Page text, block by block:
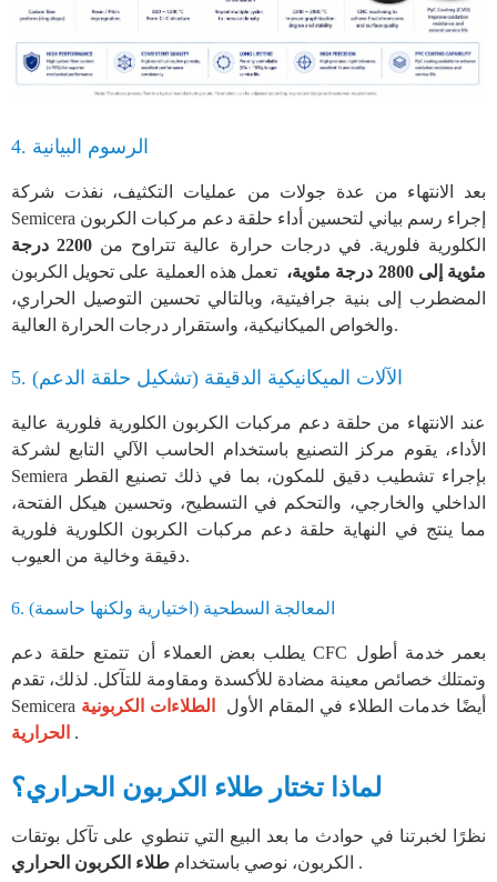
بعد الانتهاء من عدة جولات من عمليات التكثيف، نفذت شركة
Semicera إجراء رسم بياني لتحسين أداء حلقة دعم مركبات الكربون
الكلورية فلورية. في درجات حرارة عالية تتراوح من
2200 درجة
مئوية إلى 2800 درجة مئوية،
تعمل هذه العملية على تحويل الكربون
المضطرب إلى بنية جرافيتية، وبالتالي تحسين التوصيل الحراري،
والخواص الميكانيكية، واستقرار درجات الحرارة العالية.
عند الانتهاء من حلقة دعم مركبات الكربون الكلورية فلورية عالية
الأداء، يقوم مركز التصنيع باستخدام الحاسب الآلي التابع لشركة
Semiera بإجراء تشطيب دقيق للمكون، بما في ذلك تصنيع القطر
الداخلي والخارجي، والتحكم في التسطيح، وتحسين هيكل الفتحة،
مما ينتج في النهاية حلقة دعم مركبات الكربون الكلورية فلورية
دقيقة وخالية من العيوب.
يطلب بعض العملاء أن تتمتع حلقة دعم CFC بعمر خدمة أطول
وتمتلك خصائص معينة مضادة للأكسدة ومقاومة للتآكل. لذلك، تقدم
Semicera أيضًا خدمات الطلاء في المقام الأول
الطلاءات الكربونية
.
لماذا تختار طلاء الكربون الحراري؟
نظرًا لخبرتنا في حوادث ما بعد البيع التي تنطوي على تآكل بوتقات
الكربون، نوصي باستخدام .